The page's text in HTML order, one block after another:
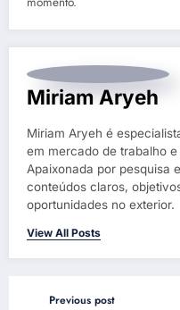
Miriam Aryeh
Miriam Aryeh é
em mercado de trabalho
Apaixonada por pesquisa
conteúdos claros,
oportunidades no exterior.
View All Posts
Previous post